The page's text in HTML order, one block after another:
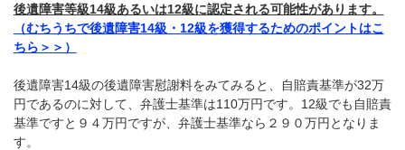
後遺障害等級14級あるいは12級に認定される可能性があります。
（むちうちで後遺障害14級・12級を獲得するためのポイントはこ
ちら＞＞）
後遺障害14級の後遺障害慰謝料をみてみると、自賠責基準が32万
円であるのに対して、弁護士基準は110万円です。 12級でも自賠責
基準ですと９４万円ですが、弁護士基準なら２９０万円となりま
す。